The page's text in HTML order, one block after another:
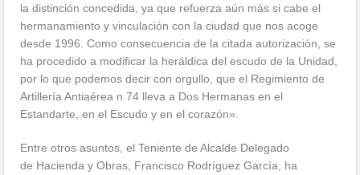
la distinción concedida, ya que refuerza aún más si cabe el
hermanamiento y vinculación con la ciudad que nos acoge
desde 1996. Como consecuencia de la citada autorización, se
ha procedido a modificar la heráldica del escudo de la Unidad,
por lo que podemos decir con orgullo, que el Regimiento de
Artillería Antiaérea n 74 lleva a Dos Hermanas en el
Estandarte, en el Escudo y en el corazón».
Entre otros asuntos, el Teniente de Alcalde Delegado
de Hacienda y Obras, Francisco Rodríguez García, ha